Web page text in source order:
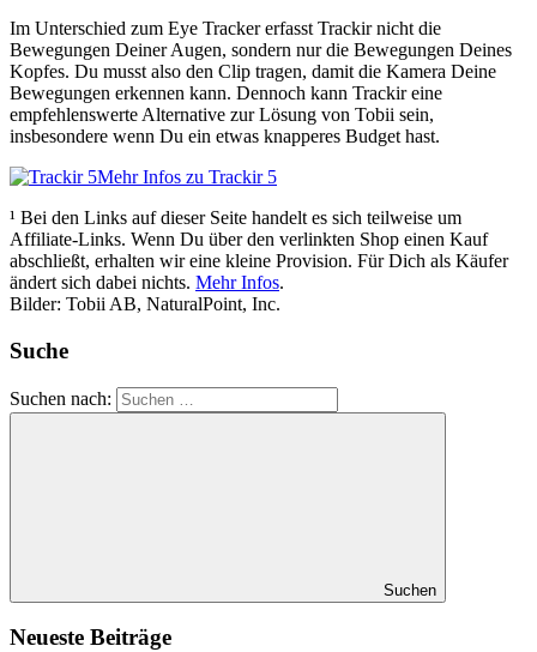
Im Unterschied zum Eye Tracker erfasst Trackir nicht die
Bewegungen Deiner Augen, sondern nur die Bewegungen Deines
Kopfes. Du musst also den Clip tragen, damit die Kamera Deine
Bewegungen erkennen kann. Dennoch kann Trackir eine
empfehlenswerte Alternative zur Lösung von Tobii sein,
insbesondere wenn Du ein etwas knapperes Budget hast.
Mehr Infos zu Trackir 5
¹ Bei den Links auf dieser Seite handelt es sich teilweise um
Affiliate-Links. Wenn Du über den verlinkten Shop einen Kauf
abschließt, erhalten wir eine kleine Provision. Für Dich als Käufer
ändert sich dabei nichts. Mehr Infos.
Bilder: Tobii AB, NaturalPoint, Inc.
Suche
Suchen nach:
Suchen
Neueste Beiträge